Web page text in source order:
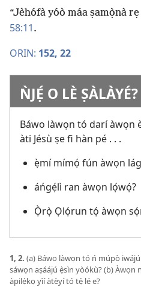
“Jèhófà yóò máa ṣamọ̀nà
58:11 .
ORIN: 152, 22
ǸJẸ́ O LÈ ṢÀLÀYÉ?
Báwo làwọn tó darí àwọn
àti Jésù ṣe fi hàn pé . . .
ẹ̀mí mímọ́ fún àwọn
áńgẹ́lì ran àwọn lọ́wọ́?
Ọ̀rọ̀ Ọlọ́run tọ́ àwọn
1, 2. (a) Báwo làwọn tó ń múpò
sáwọn aṣáájú ẹ̀sìn yòókù? (b) Àwọn
àpilẹ̀kọ yìí àtèyí tó tẹ̀ lé e?